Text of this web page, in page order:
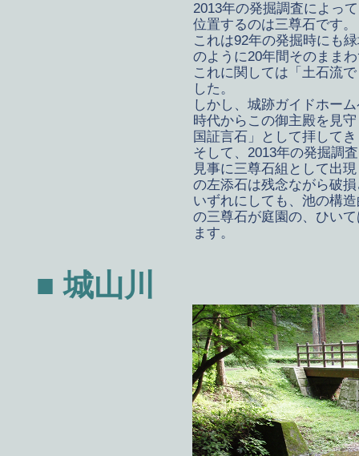
2013年の発掘調査によっ
位置するのは三尊石です。
これは92年の発掘時にも
のように20年間そのまま
これに関しては「土石流
した。
しかし、城跡ガイドホー
時代からこの御主殿を見
国証言石」として拝して
そして、2013年の発掘調
見事に三尊石組として出
の左添石は残念ながら破
いずれにしても、池の構
の三尊石が庭園の、ひい
ます。
■ 城山川